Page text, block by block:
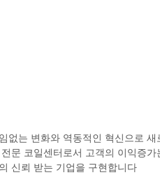
없는 변화와 역동적인 혁신으로 새
문 코일센터로서 고객의 이익증가
신뢰 받는 기업을 구현합니다